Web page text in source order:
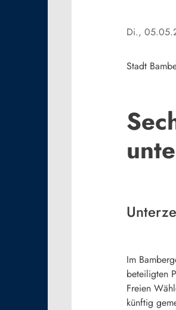
Di.,
Stadt
Im
beteiligten
Freien
künftig